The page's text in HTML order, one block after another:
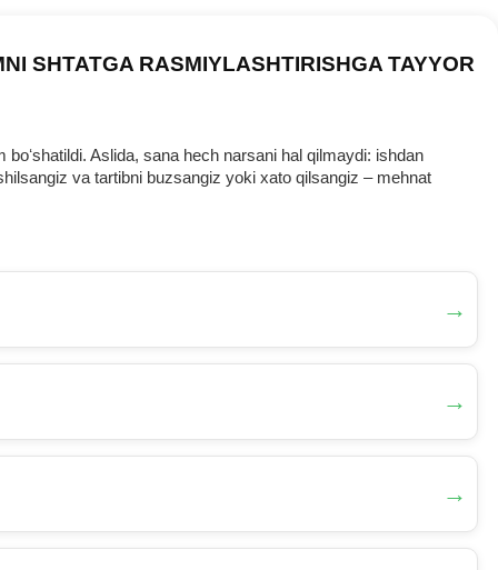
SHTATGA RASMIYLASHTIRISHGA TAYYOR
Aslida, sana hech narsani hal qilmaydi: ishdan
va tartibni buzsangiz yoki хato qilsangiz – mehnat
→
→
→